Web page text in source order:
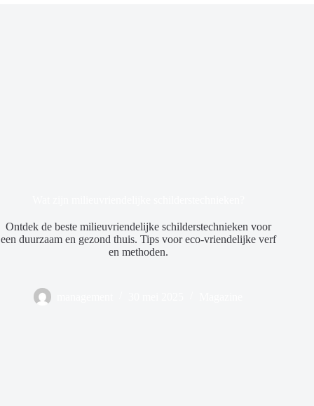
Ontdek de beste milieuvriendelijke schilderstechnieken voor
een duurzaam en gezond thuis. Tips voor eco-vriendelijke verf
en methoden.